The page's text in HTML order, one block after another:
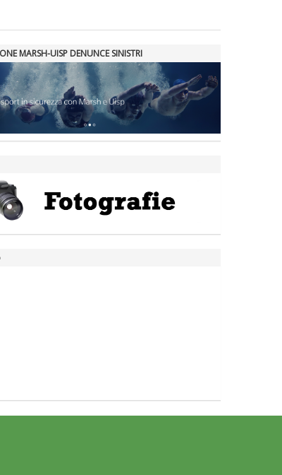
Tiziano Pesce nel Cda di
Fondazione Terzjus: prima riunione
a Roma
MARSH-UISP DENUNCE SINISTRI